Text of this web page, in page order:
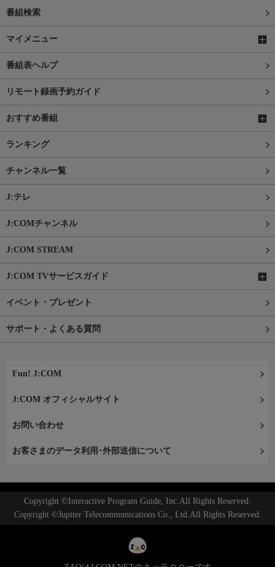
番組検索
マイメニュー
番組表ヘルプ
リモート録画予約ガイド
おすすめ番組
ランキング
チャンネル一覧
J:テレ
J:COMチャンネル
J:COM STREAM
J:COM TVサービスガイド
イベント・プレゼント
サポート・よくある質問
Fun! J:COM
J:COM オフィシャルサイト
お問い合わせ
お客さまのデータ利用･外部送信について
Copyright ©Interactive Program Guide, Inc.All Rights Reserved.
Copyright ©Jupiter Telecommunications Co., Ltd.All Rights Reserved.